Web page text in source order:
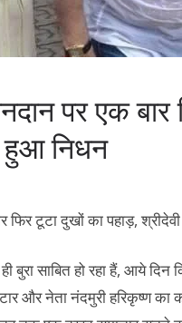
पर एक बार
निधन
बुरा साबित हो रहा हैं, आये
और नेता नंदमुरी हरिकृष्ण का